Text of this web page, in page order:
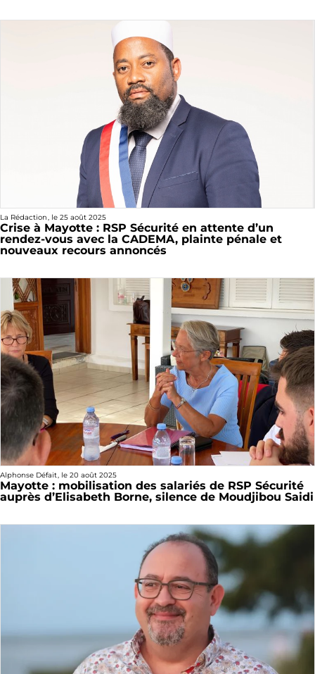
La Rédaction, le 25 août 2025
Crise à Mayotte : RSP Sécurité en attente d’un
rendez-vous avec la CADEMA, plainte pénale et
nouveaux recours annoncés
Alphonse Défait, le 20 août 2025
Mayotte : mobilisation des salariés de RSP Sécurité
auprès d’Elisabeth Borne, silence de Moudjibou Saidi